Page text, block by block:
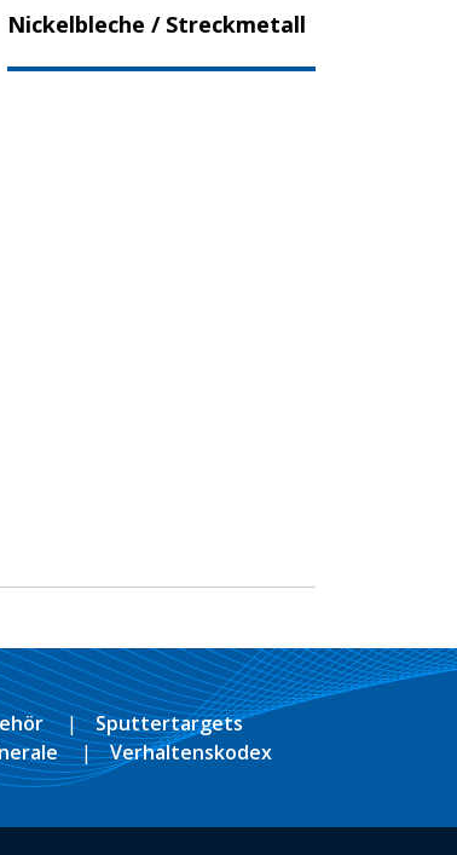
Nickelbleche / Streckmetall
Sputtertargets
Verhaltenskodex